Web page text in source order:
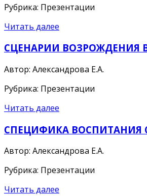
Рубрика: Презентации
Читать далее
СЦЕНАРИИ ВОЗРОЖДЕНИЯ
Автор: Александрова Е.А.
Рубрика: Презентации
Читать далее
СПЕЦИФИКА ВОСПИТАНИЯ
Автор: Александрова Е.А.
Рубрика: Презентации
Читать далее